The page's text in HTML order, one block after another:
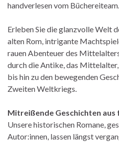
handverlesen vom Büchereiteam.
Erleben Sie die glanzvolle Welt
alten Rom, intrigante
rauen Abenteuer des
durch die Antike, das
bis hin zu den bewegenden
Zweiten Weltkriegs.
Mitreißende Geschichten aus
Unsere historischen Romane,
Autor:innen, lassen längst